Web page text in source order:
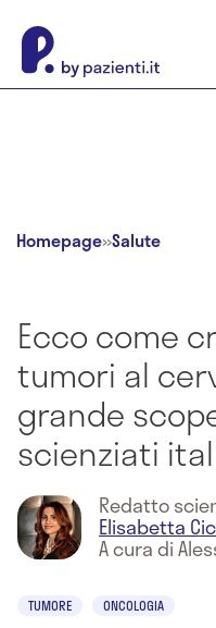
Homepage»Salute
Ecco come
tumori al
grande
scienziati
Redatto
Elisabetta
A cura di
TUMORE ONCOLOGIA